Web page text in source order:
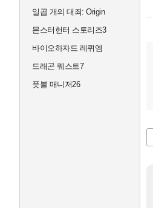
일곱 개의 대죄: Origin
몬스터헌터 스토리즈3
바이오하자드 레퀴엠
드래곤 퀘스트7
풋볼 매니저26